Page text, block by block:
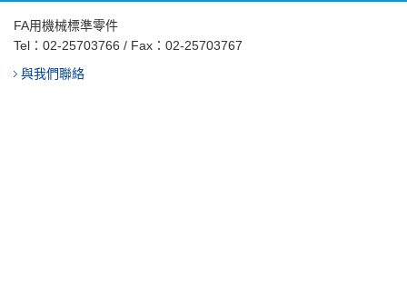
FA用機械標準零件
Tel： 02-25703766 / Fax：02-25703767
與我們聯絡